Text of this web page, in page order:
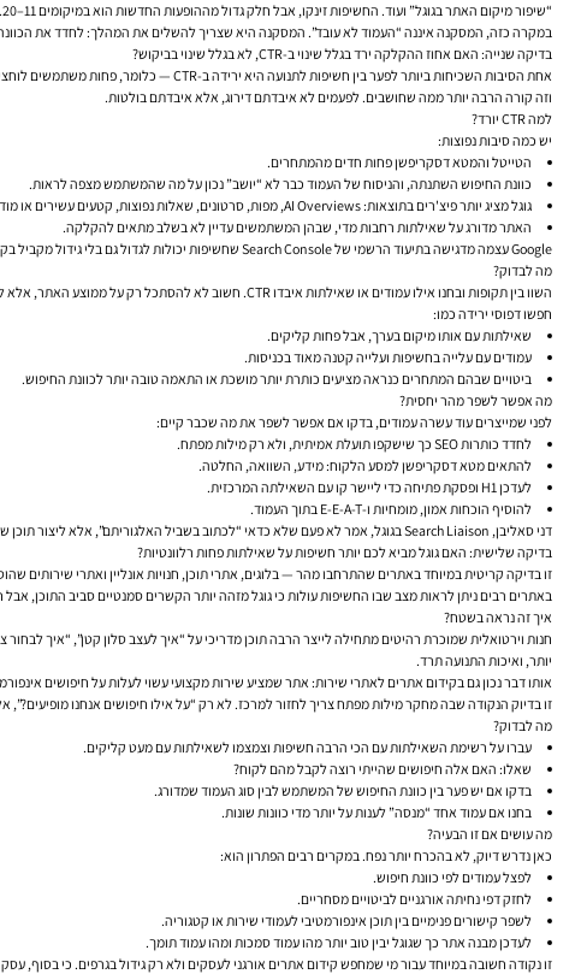
“שיפור מיקום האתר בגוגל” ועוד. החשיפות זינקו, אבל חלק גדול מההופעות החדשות הוא במיקומים 11–20. התוצאה: יותר חשיפות, פחות או אותו מספר קליקים.
במקרה כזה, המסקנה איננה “העמוד לא עובד”. המסקנה היא שצריך להשלים את המהלך: לחדד את
בדיקה שנייה: האם אחוז ההקלקה ירד בגלל שינוי ב-CTR, לא בגלל שינוי בביקוש?
אחת הסיבות השכיחות ביותר לפער בין חשיפות לתנועה היא ירידה ב-CTR — כלומר, פחות משתמשים לוחצים על התוצאה שלכם, גם אם היא ממשיכה להופיע.
וזה קורה הרבה יותר ממה שחושבים. לפעמים לא איבדתם דירוג, אלא איבדתם בולטות.
למה CTR יורד?
יש כמה סיבות נפוצות:
הטייטל והמטא דסקריפשן פחות חדים מהמתחרים.
כוונת החיפוש השתנתה, והניסוח של העמוד כבר לא “יושב” נכון על מה שהמשתמש מצפה לראות.
גוגל מציג יותר פיצ'רים בתוצאות: AI Overviews, מפות, סרטונים, שאלות נפוצות, קטעים עשירים או מודעות.
האתר מדורג על שאילתות רחבות מדי, שבהן המשתמשים עדיין לא בשלב מתאים להקלקה.
Google עצמה מדגישה בתיעוד הרשמי של Search Console שחשיפות יכולות לגדול גם בלי גידול מקביל בקליקים, במיוחד כאשר עמודים מופיעים במיקומים נמוכים יותר או בפיצ'רים שונים בתוצאות.
מה לבדוק?
השוו בין תקופות ובחנו אילו עמודים או שאילתות איבדו CTR. חשוב לא להסתכל רק על ממוצע האתר, אלא לרדת לרמת הדף ולרמת מילת המפתח.
חפשו דפוסי ירידה כמו:
שאילתות עם אותו מיקום בערך, אבל פחות קליקים.
עמודים עם עלייה בחשיפות ועלייה קטנה מאוד בכניסות.
ביטויים שבהם המתחרים כנראה מציעים כותרת יותר מושכת או התאמה טובה יותר לכוונת החיפוש.
מה אפשר לשפר מהר יחסית?
לפני שמייצרים עוד עשרה עמודים, בדקו אם אפשר לשפר את מה שכבר קיים:
לחדד כותרות SEO כך שישקפו תועלת אמיתית, ולא רק מילות מפתח.
להתאים מטא דסקריפשן למסע הלקוח: מידע, השוואה, החלטה.
לעדכן H1 ופסקת פתיחה כדי ליישר קו עם השאילתה המרכזית.
להוסיף הוכחות אמון, מומחיות ו-E-E-A-T בתוך העמוד.
דני סאליבן, Search Liaison בגוגל, אמר לא פעם שלא כדאי “לכתוב בשביל האלגוריתם”, אלא ליצור תוכן שאנשים באמת ירצו למצוא ולעבור אליו. זו אמירה חשובה במיוחד כאן: לפעמים הבעיה איננה ביכולת של גוגל להבין אתכם, אלא ביכולת שלכם לשכנע את המשתמש ללחוץ.
בדיקה שלישית: האם גוגל מביא לכם יותר חשיפות על שאילתות פחות רלוונטיות?
זו בדיקה קריטית במיוחד באתרים שהתרחבו מהר — בלוגים, אתרי תוכן, חנויות אונליין ואתרי שירותים
באתרים רבים ניתן לראות מצב שבו החשיפות עולות כי גוגל מזהה יותר הקשרים סמנטיים סביב
איך זה נראה בשטח?
חנות וירטואלית שמוכרת רהיטים מתחילה לייצר הרבה תוכן מדריכי על “איך לעצב סלון קטן”, “איך
יותר, ואיכות התנועה תרד.
אותו דבר נכון גם בקידום אתריםלאתרי שירות: אתר שמציע שירות מקצועי עשוי לעלות על חיפושים
זו בדיוק הנקודה שבה מחקר מילות מפתח צריך לחזור למרכז. לא רק “על אילו חיפושים אנחנו
מה לבדוק?
עברו על רשימת השאילתות עם הכי הרבה חשיפות וצמצמו לשאילתות עם מעט קליקים.
שאלו: האם אלה חיפושים שהייתי רוצה לקבל מהם לקוח?
בדקו אם יש פער בין כוונת החיפוש של המשתמש לבין סוג העמוד שמדורג.
בחנו אם עמוד אחד “מנסה” לענות על יותר מדי כוונות שונות.
מה עושים אם זו הבעיה?
כאן נדרש דיוק, לא בהכרח יותר נפח. במקרים רבים הפתרון הוא:
לפצל עמודים לפי כוונת חיפוש.
לחזק דפי נחיתה אורגניים לביטויים מסחריים.
לשפר קישורים פנימיים בין תוכן אינפורמטיבי לעמודי שירות או קטגוריה.
לעדכן מבנה אתר כך שגוגל יבין טוב יותר מהו עמוד סמכות ומהו עמוד תומך.
זו נקודה חשובה במיוחד עבור מי שמחפש קידום אתרים אורגני לעסקים ולא רק גידול בגרפים. כי בסוף,